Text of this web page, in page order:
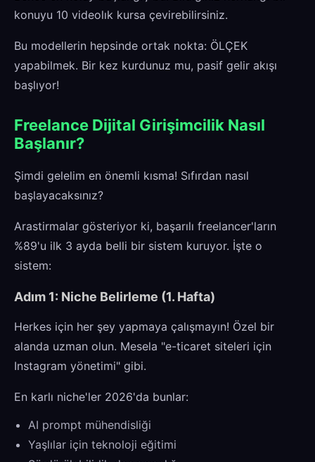
konuyu 10 videolık kursa çevirebilirsiniz.
Bu modellerin hepsinde ortak nokta: ÖLÇEK
yapabilmek. Bir kez kurdunuz mu, pasif gelir akışı
başlıyor!
Freelance Dijital Girişimcilik Nasıl
Başlanır?
Şimdi gelelim en önemli kısma! Sıfırdan nasıl
başlayacaksınız?
Arastirmalar gösteriyor ki, başarılı freelancer'ların
%89'u ilk 3 ayda belli bir sistem kuruyor. İşte o
sistem:
Adım 1: Niche Belirleme (1. Hafta)
Herkes için her şey yapmaya çalışmayın! Özel bir
alanda uzman olun. Mesela "e-ticaret siteleri için
Instagram yönetimi" gibi.
En karlı niche'ler 2026'da bunlar:
AI prompt mühendisliği
Yaşlılar için teknoloji eğitimi